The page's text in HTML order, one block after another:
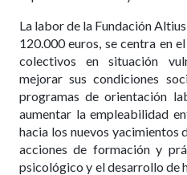
La labor de la Fundación
120.000 euros, se centra en
colectivos en situación
mejorar sus condiciones
programas de orientación
aumentar la empleabilidad
hacia los nuevos yacimientos
acciones de formación y
psicológico y el desarrollo de